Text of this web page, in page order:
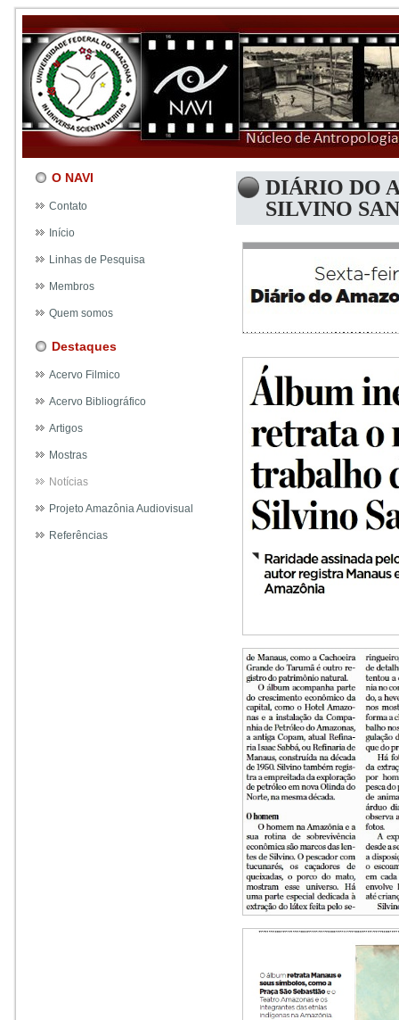
O NAVI
Contato
Início
Linhas de Pesquisa
Membros
Quem somos
Destaques
Acervo Filmico
Acervo Bibliográfico
Artigos
Mostras
Notícias
Projeto Amazônia Audiovisual
Referências
DIÁRIO DO
SILVINO